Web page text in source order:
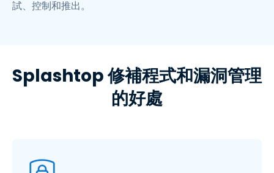
試、控制和推出。
Splashtop 修補程式和漏洞管理
的好處